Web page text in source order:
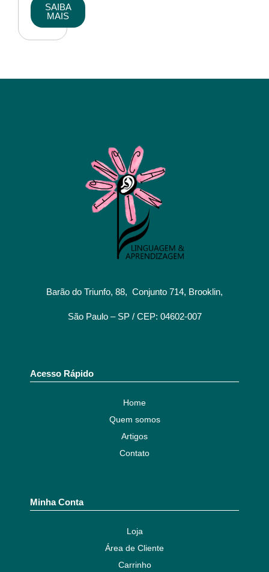
SAIBA
MAIS
Barão do Triunfo, 88, Conjunto 714, Brooklin,
São Paulo – SP / CEP: 04602-007
Acesso Rápido
Home
Quem somos
Artigos
Contato
Minha Conta
Loja
Área de Cliente
Carrinho